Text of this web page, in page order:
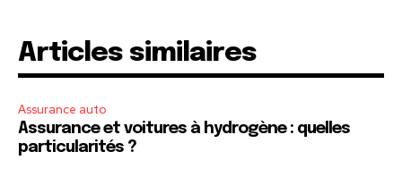
Articles similaires
Assurance auto
Assurance et voitures à hydrogène : quelles
particularités ?